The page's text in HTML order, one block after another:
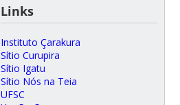
Links
Instituto Çarakura
Sítio Curupira
Sítio Igatu
Sítio Nós na Teia
UFSC